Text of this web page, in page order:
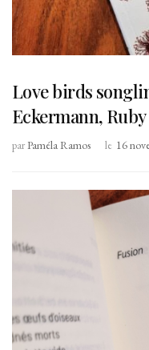
Love birds
Eckermann,
parPaméla Ramos le 16